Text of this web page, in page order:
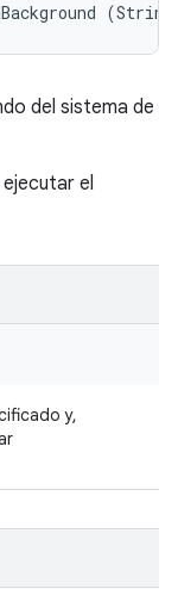
del sistema de
el
y,